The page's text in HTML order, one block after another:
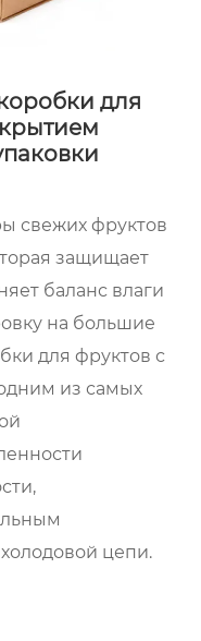
для
свежих фруктов
защищает
баланс влаги
на большие
для фруктов с
из самых
цепи.